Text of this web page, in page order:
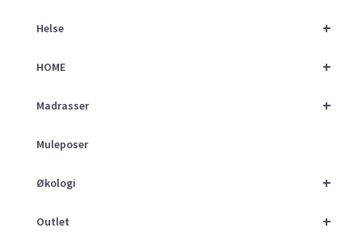
+
Helse
+
HOME
+
Madrasser
Muleposer
+
Økologi
+
Outlet